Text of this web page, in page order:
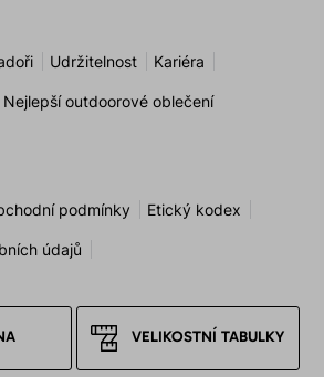
Udržitelnost Kariéra
Nejlepší outdoorové oblečení
podmínky Etický kodex
údajů
VELIKOSTNÍ TABULKY